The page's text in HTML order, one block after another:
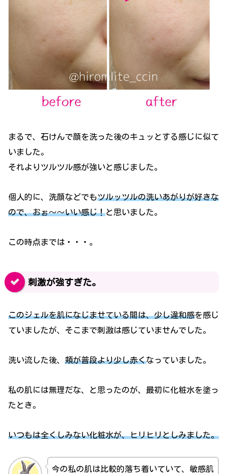
まるで、石けんで顔を洗った後のキュッとする感じに似て
いました。
それよりツルツル感が強いと感じました。
個人的に、洗顔などでもツルッツルの洗いあがりが好きな
ので、おぉ～～いい感じ！と思いました。
この時点までは・・・。
刺激が強すぎた。
このジェルを肌になじませている間は、少し違和感を感じ
ていましたが、そこまで刺激は感じていませんでした。
洗い流した後、 頬が普段より少し赤くなっていました。
私の肌には無理だな、と思ったのが、最初に化粧水を塗っ
たとき。
いつもは全くしみない化粧水が、ヒリヒリとしみました。
今の私の肌は比較的落ち着いていて、敏感肌